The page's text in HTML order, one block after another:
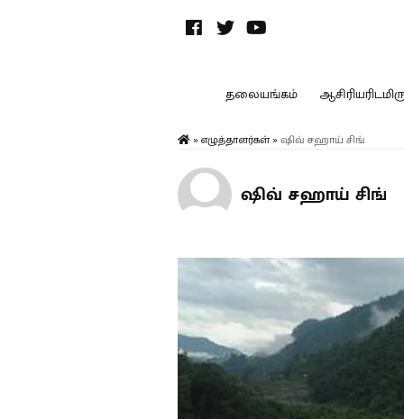
தலையங்கம்
» எழுத்தாளர்கள்» ஷிவ் சஹாய் சிங்
ஷிவ் சஹாய் சிங்